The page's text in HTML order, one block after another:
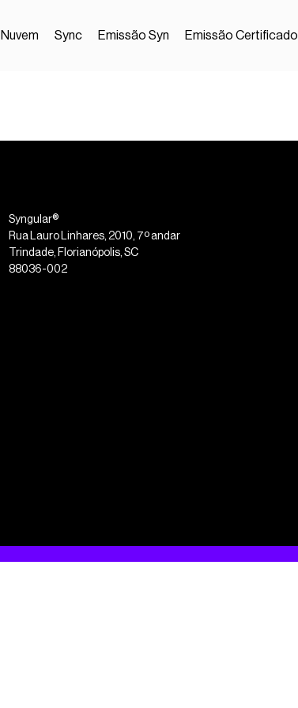
Sync Emissão Syn Emissão Certificado
Syngular®
Rua Lauro Linhares, 2010, 7º andar
Trindade, Florianópolis, SC
88036-002